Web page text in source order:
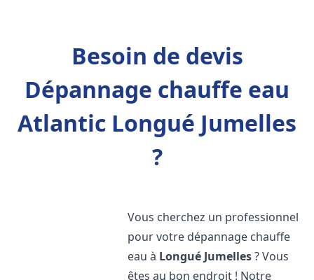
Besoin de devis
Dépannage chauffe eau
Atlantic Longué Jumelles
?
Vous cherchez un professionnel
pour votre dépannage chauffe
eau à Longué Jumelles? Vous
êtes au bon endroit ! Notre